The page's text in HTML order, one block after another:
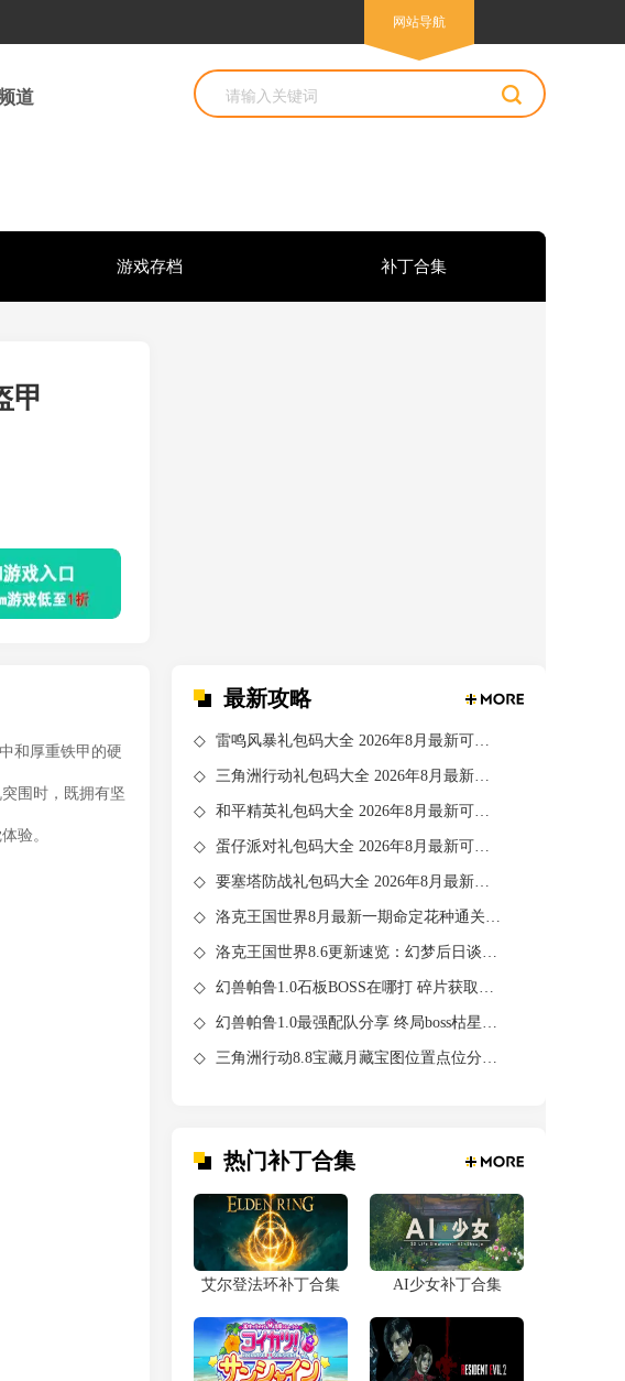
网站导航
道
游戏存档 补丁合集
甲
和厚重铁甲的硬
围时，既拥有坚
验。
最新攻略
雷鸣风暴礼包码大全 2026年8月最新可用兑换码汇总
三角洲行动礼包码大全 2026年8月最新可用兑换码汇总
和平精英礼包码大全 2026年8月最新可用兑换码汇总
蛋仔派对礼包码大全 2026年8月最新可用兑换码汇总
要塞塔防战礼包码大全 2026年8月最新可用兑换码汇总
洛克王国世界8月最新一期命定花种通关攻略 0练度精灵速推四大命定花种办法分享
洛克王国世界8.6更新速览：幻梦后日谈、闪耀周末、500%孵蛋加速开启！
幻兽帕鲁1.0石板BOSS在哪打 碎片获取召唤祭坛全攻略
幻兽帕鲁1.0最强配队分享 终局boss枯星龙怎么打最简单
三角洲行动8.8宝藏月藏宝图位置点位分享 限定藏品岁岁鸭得吃鸡缸杯白里出红瓶怎么快速获得
热门补丁合集
艾尔登法环补丁合集 AI少女补丁合集